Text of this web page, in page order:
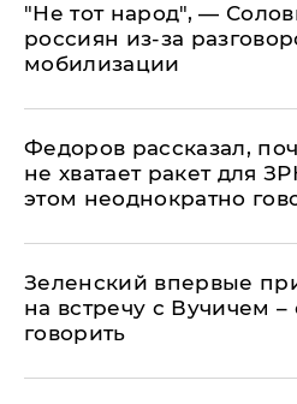
​"Не тот народ", —
россиян из-за
мобилизации
Федоров рассказал,
не хватает ракет для
этом неоднократно
Зеленский впервые
на встречу с Вучичем –
говорить